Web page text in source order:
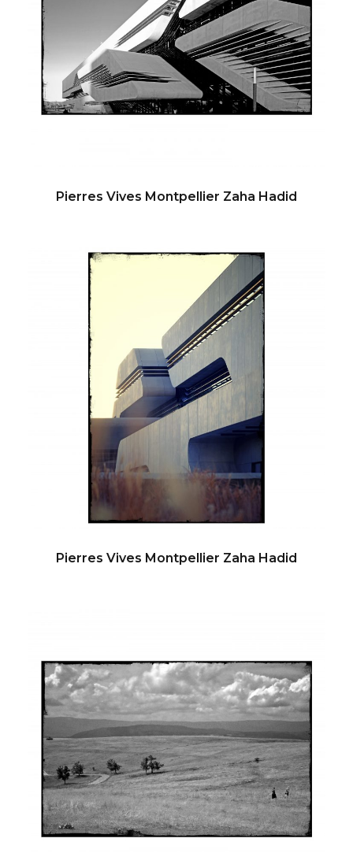
Pierres Vives Montpellier Zaha Hadid
Pierres Vives Montpellier Zaha Hadid